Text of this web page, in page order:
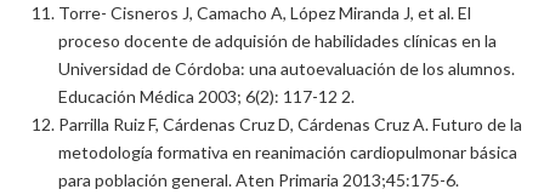
Torre- Cisneros J, Camacho A, López Miranda J, et al. El
proceso docente de adquisión de habilidades clínicas en la
Universidad de Córdoba: una autoevaluación de los alumnos.
Educación Médica 2003; 6(2): 117-12 2.
Parrilla Ruiz F, Cárdenas Cruz D, Cárdenas Cruz A. Futuro de la
metodología formativa en reanimación cardiopulmonar básica
para población general. Aten Primaria 2013;45:175-6.